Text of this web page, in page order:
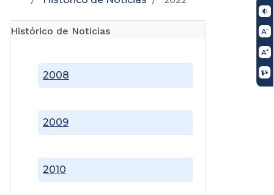
Histórico de Noticias
2008
2009
2010